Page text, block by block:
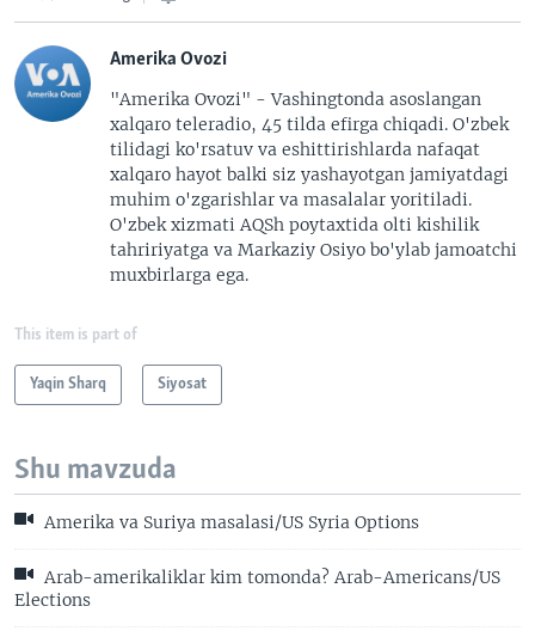
Amerika Ovozi
"Amerika Ovozi" - Vashingtonda asoslangan
xalqaro teleradio, 45 tilda efirga chiqadi. O'zbek
tilidagi ko'rsatuv va eshittirishlarda nafaqat
xalqaro hayot balki siz yashayotgan jamiyatdagi
muhim o'zgarishlar va masalalar yoritiladi.
O'zbek xizmati AQSh poytaxtida olti kishilik
tahririyatga va Markaziy Osiyo bo'ylab jamoatchi
muxbirlarga ega.
This item is part of
Yaqin Sharq Siyosat
Shu mavzuda
Amerika va Suriya masalasi/US Syria Options
Arab-amerikaliklar kim tomonda? Arab-Americans/US
Elections